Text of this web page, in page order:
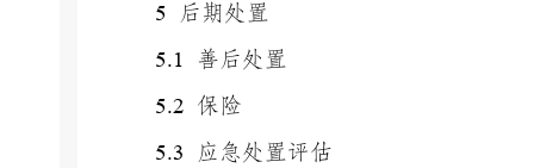
5
后期处置
5.1 善后处置
5.2 保险
5.3
应急处置评估